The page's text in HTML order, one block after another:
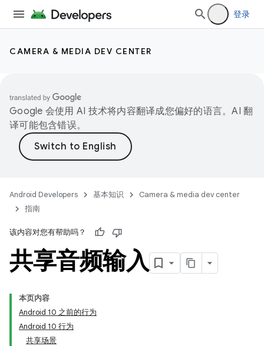
登录
CAMERA & MEDIA DEV CENTER
Google 会使用 AI 技术将内容翻译成您偏好的语言。AI 翻
译可能包含错误。
Android Developers 基本知识
Camera & media dev center
指南
该内容对您有帮助吗？
共享音频输入
本页内容
Android 10 之前的行为
Android 10 行为
共享场景